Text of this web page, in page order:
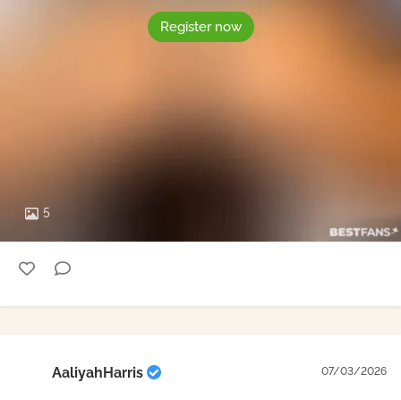
5
Register now
AaliyahHarris 07/03/2026